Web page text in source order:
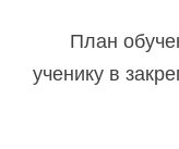
План
ученику в